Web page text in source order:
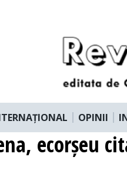
OPINII
ecorșeu